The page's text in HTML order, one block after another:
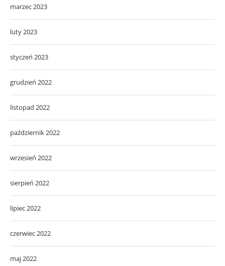
marzec 2023
luty 2023
styczeń 2023
grudzień 2022
listopad 2022
październik 2022
wrzesień 2022
sierpień 2022
lipiec 2022
czerwiec 2022
maj 2022